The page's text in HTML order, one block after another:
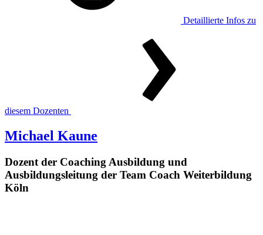
Detaillierte Infos zu
diesem Dozenten
Michael Kaune
Dozent der Coaching Ausbildung und
Ausbildungsleitung der Team Coach Weiterbildung
Köln